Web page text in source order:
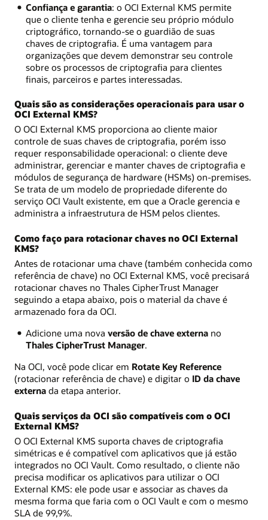
Confiança e garantia: o OCI External KMS permite
que o cliente tenha e gerencie seu próprio módulo
criptográfico, tornando-se o guardião de suas
chaves de criptografia. É uma vantagem para
organizações que devem demonstrar seu controle
sobre os processos de criptografia para clientes
finais, parceiros e partes interessadas.
Quais são as considerações operacionais para usar o
OCI External KMS?
O OCI External KMS proporciona ao cliente maior
controle de suas chaves de criptografia, porém isso
requer responsabilidade operacional: o cliente deve
administrar, gerenciar e manter chaves de criptografia e
módulos de segurança de hardware (HSMs) on-premises.
Se trata de um modelo de propriedade diferente do
serviço OCI Vault existente, em que a Oracle gerencia e
administra a infraestrutura de HSM pelos clientes.
Como faço para rotacionar chaves no OCI External
KMS?
Antes de rotacionar uma chave (também conhecida como
referência de chave) no OCI External KMS, você precisará
rotacionar chaves no Thales CipherTrust Manager
seguindo a etapa abaixo, pois o material da chave é
armazenado fora da OCI.
Adicione uma nova versão de chave externano
Thales CipherTrust Manager.
Na OCI, você pode clicar em Rotate Key Reference
(rotacionar referência de chave) e digitar o ID da chave
externa da etapa anterior.
Quais serviços da OCI são compatíveis com o OCI
External KMS?
O OCI External KMS suporta chaves de criptografia
simétricas e é compatível com aplicativos que já estão
integrados no OCI Vault. Como resultado, o cliente não
precisa modificar os aplicativos para utilizar o OCI
External KMS: ele pode usar e associar as chaves da
mesma forma que faria com o OCI Vault e com o mesmo
SLA de 99,9%.